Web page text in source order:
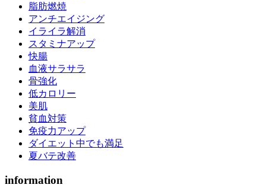
脂肪燃焼
アンチエイジング
イライラ解消
スタミナアップ
快腸
血液サラサラ
骨強化
低カロリー
美肌
貧血対策
免疫力アップ
ダイエット中でも満足
夏バテ改善
information